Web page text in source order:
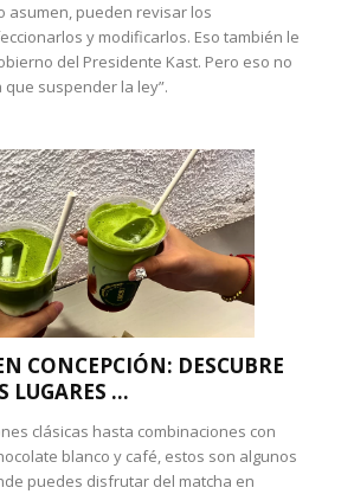
asumen, pueden revisar los
y modificarlos. Eso también le
del Presidente Kast. Pero eso no
suspender la ley”.
CONCEPCIÓN: DESCUBRE
LUGARES ...
clásicas hasta combinaciones con
blanco y café, estos son algunos
puedes disfrutar del matcha en